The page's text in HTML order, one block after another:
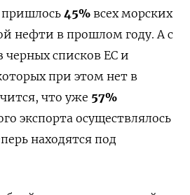
45% всех морских
нефти в прошлом году. А с
черных списков ЕС и
при этом нет в
что уже 57%
экспорта осуществлялось
находятся под